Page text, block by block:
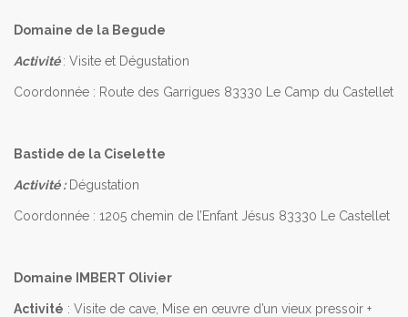
Domaine de la Begude
Activité: Visite et Dégustation
Coordonnée : Route des Garrigues 83330 Le Camp du Castellet
Bastide de la Ciselette
Activité :Dégustation
Coordonnée : 1205 chemin de l’Enfant Jésus 83330 Le Castellet
Domaine IMBERT Olivier
Activité : Visite de cave, Mise en œuvre d’un vieux pressoir +